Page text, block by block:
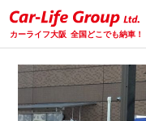
カーライフ大阪 全国どこでも納車！